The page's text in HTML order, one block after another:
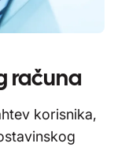
računa
korisnika,